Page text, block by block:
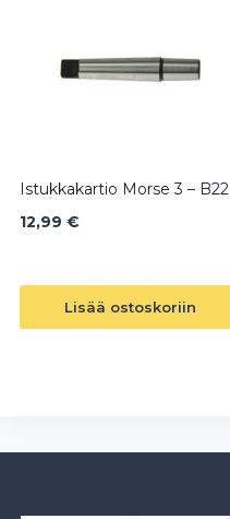
Istukkakartio Morse 3 – B22
12,99 €
Lisää ostoskoriin